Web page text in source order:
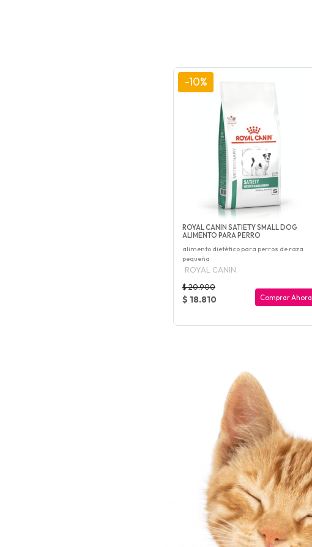
-10%
ROYAL CANIN SATIETY SMALL DOG
ALIMENTO PARA PERRO
alimento dietético para perros de raza
pequeña
ROYAL CANIN
$ 20.900
$ 18.810 Comprar Ahora